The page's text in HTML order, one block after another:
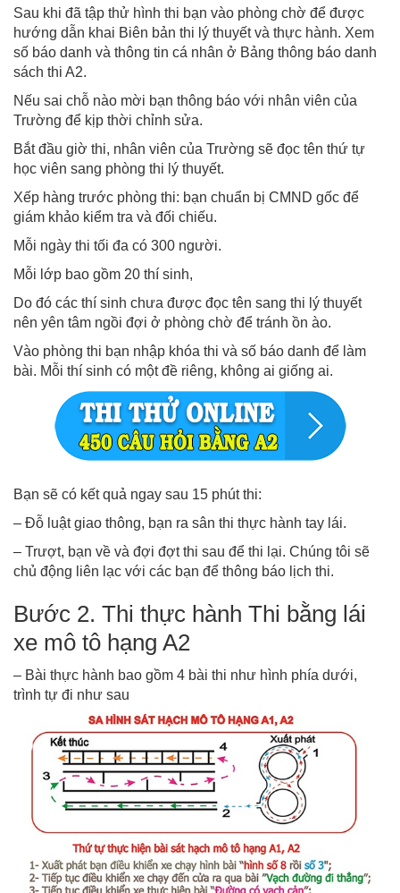
Sau khi đã tập thử hình thi bạn vào phòng chờ để được
hướng dẫn khai Biên bản thi lý thuyết và thực hành. Xem
số báo danh và thông tin cá nhân ở Bảng thông báo danh
sách thi A2.
Nếu sai chỗ nào mời bạn thông báo với nhân viên của
Trường để kịp thời chỉnh sửa.
Bắt đầu giờ thi, nhân viên của Trường sẽ đọc tên thứ tự
học viên sang phòng thi lý thuyết.
Xếp hàng trước phòng thi: bạn chuẩn bị CMND gốc để
giám khảo kiểm tra và đối chiếu.
Mỗi ngày thi tối đa có 300 người.
Mỗi lớp bao gồm 20 thí sinh,
Do đó các thí sinh chưa được đọc tên sang thi lý thuyết
nên yên tâm ngồi đợi ở phòng chờ để tránh ồn ào.
Vào phòng thi bạn nhập khóa thi và số báo danh để làm
bài. Mỗi thí sinh có một đề riêng, không ai giống ai.
Bạn sẽ có kết quả ngay sau 15 phút thi:
– Đỗ luật giao thông, bạn ra sân thi thực hành tay lái.
– Trượt, bạn về và đợi đợt thi sau để thi lại. Chúng tôi sẽ
chủ động liên lạc với các bạn để thông báo lịch thi.
Bước 2. Thi thực hành Thi bằng lái
xe mô tô hạng A2
– Bài thực hành bao gồm 4 bài thi như hình phía dưới,
trình tự đi như sau